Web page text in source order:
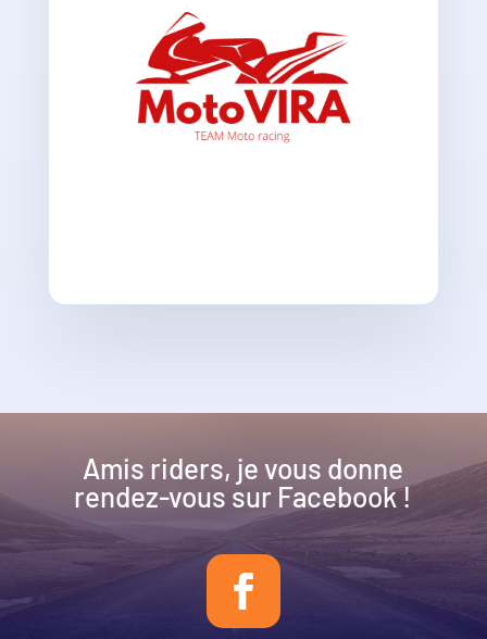
Amis riders, je vous donne
rendez-vous sur Facebook !